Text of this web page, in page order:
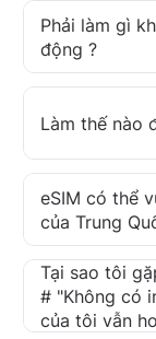
Phải làm gì
động ?
Làm thế nào
eSIM có thể
của Trung
Tại sao tôi
# "Không có
của tôi vẫn